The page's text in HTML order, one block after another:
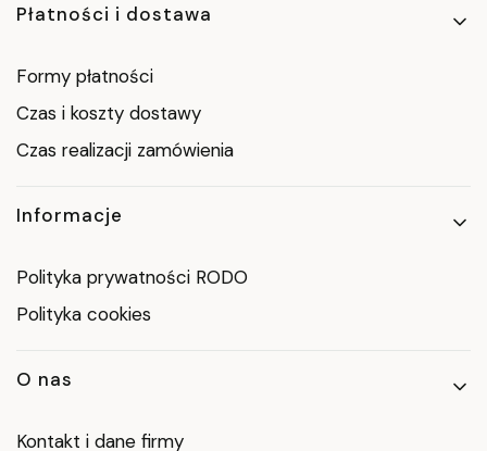
Płatności i dostawa
Formy płatności
Czas i koszty dostawy
Czas realizacji zamówienia
Informacje
Polityka prywatności RODO
Polityka cookies
O nas
Kontakt i dane firmy